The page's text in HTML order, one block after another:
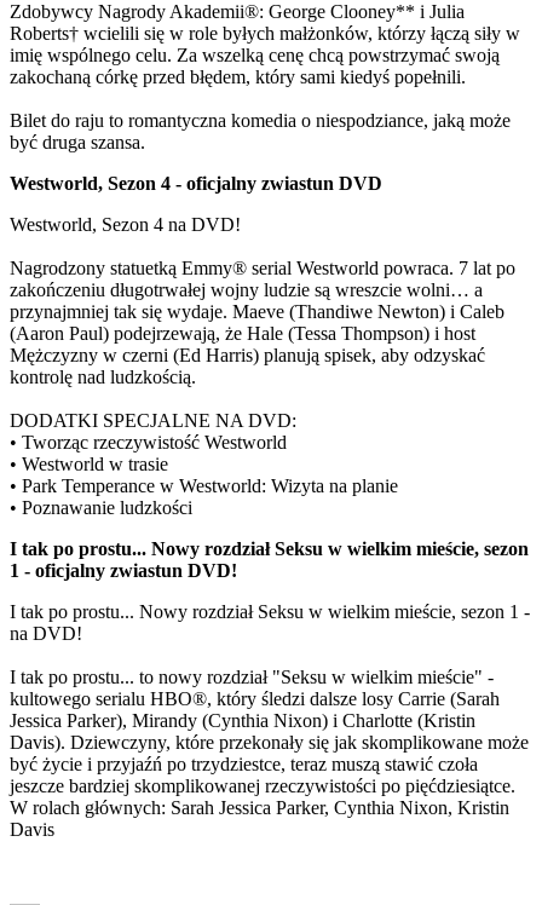
Zdobywcy Nagrody Akademii®: George Clooney** i Julia
Roberts† wcielili się w role byłych małżonków, którzy łączą siły w
imię wspólnego celu. Za wszelką cenę chcą powstrzymać swoją
zakochaną córkę przed błędem, który sami kiedyś popełnili.
Bilet do raju to romantyczna komedia o niespodziance, jaką może
być druga szansa.
Westworld, Sezon 4 - oficjalny zwiastun DVD
Westworld, Sezon 4 na DVD!
Nagrodzony statuetką Emmy® serial Westworld powraca. 7 lat po
zakończeniu długotrwałej wojny ludzie są wreszcie wolni… a
przynajmniej tak się wydaje. Maeve (Thandiwe Newton) i Caleb
(Aaron Paul) podejrzewają, że Hale (Tessa Thompson) i host
Mężczyzny w czerni (Ed Harris) planują spisek, aby odzyskać
kontrolę nad ludzkością.
DODATKI SPECJALNE NA DVD:
• Tworząc rzeczywistość Westworld
• Westworld w trasie
• Park Temperance w Westworld: Wizyta na planie
• Poznawanie ludzkości
I tak po prostu... Nowy rozdział Seksu w wielkim mieście, sezon
1 - oficjalny zwiastun DVD!
I tak po prostu... Nowy rozdział Seksu w wielkim mieście, sezon 1 -
na DVD!
I tak po prostu... to nowy rozdział "Seksu w wielkim mieście" -
kultowego serialu HBO®, który śledzi dalsze losy Carrie (Sarah
Jessica Parker), Mirandy (Cynthia Nixon) i Charlotte (Kristin
Davis). Dziewczyny, które przekonały się jak skomplikowane może
być życie i przyjaźń po trzydziestce, teraz muszą stawić czoła
jeszcze bardziej skomplikowanej rzeczywistości po pięćdziesiątce.
W rolach głównych: Sarah Jessica Parker, Cynthia Nixon, Kristin
Davis